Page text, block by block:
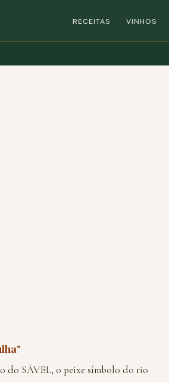
RECEITAS VINHOS
do SÁVEL, o peixe símbolo do rio